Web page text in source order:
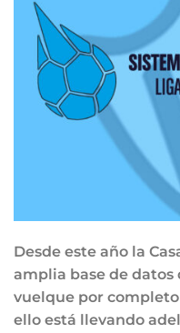
Desde este año la
amplia base de datos
vuelque por completo
ello está llevando